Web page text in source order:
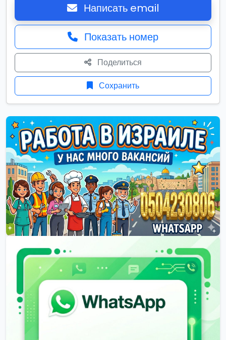
Написать email
Показать номер
Поделиться
Сохранить